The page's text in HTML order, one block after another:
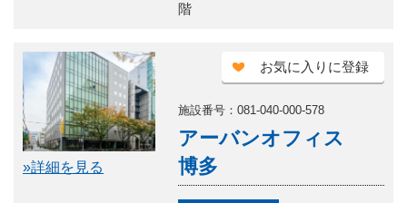
階
»詳細を見る
施設番号：081-040-000-578
お気に入りに登録
アーバンオフィス
博多